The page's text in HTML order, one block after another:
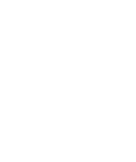
летнюю
трассе и
в